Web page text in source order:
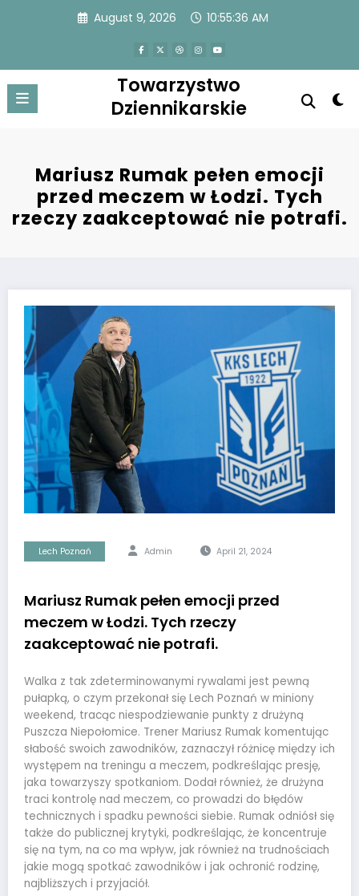
August 9, 2026 10:55:36 AM
Towarzystwo
Dziennikarskie
Mariusz Rumak pełen emocji
przed meczem w Łodzi. Tych
rzeczy zaakceptować nie potrafi.
Lech Poznań Admin April 21, 2024
Mariusz Rumak pełen emocji przed
meczem w Łodzi. Tych rzeczy
zaakceptować nie potrafi.
Walka z tak zdeterminowanymi rywalami jest pewną
pułapką, o czym przekonał się Lech Poznań w miniony
weekend, tracąc niespodziewanie punkty z drużyną
Puszcza Niepołomice. Trener Mariusz Rumak komentując
słabość swoich zawodników, zaznaczył różnicę między ich
występem na treningu a meczem, podkreślając presję,
jaka towarzyszy spotkaniom. Dodał również, że drużyna
traci kontrolę nad meczem, co prowadzi do błędów
technicznych i spadku pewności siebie. Rumak odniósł się
także do publicznej krytyki, podkreślając, że koncentruje
się na tym, na co ma wpływ, jak również na trudnościach
jakie mogą spotkać zawodników i jak ochronić rodzinę,
najbliższych i przyjaciół.